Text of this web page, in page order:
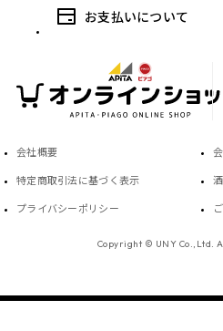
お支払いについて
会社概要
特定商取引法に基づく表示
プライバシーポリシー
Copyright © UNY Co.,Ltd.